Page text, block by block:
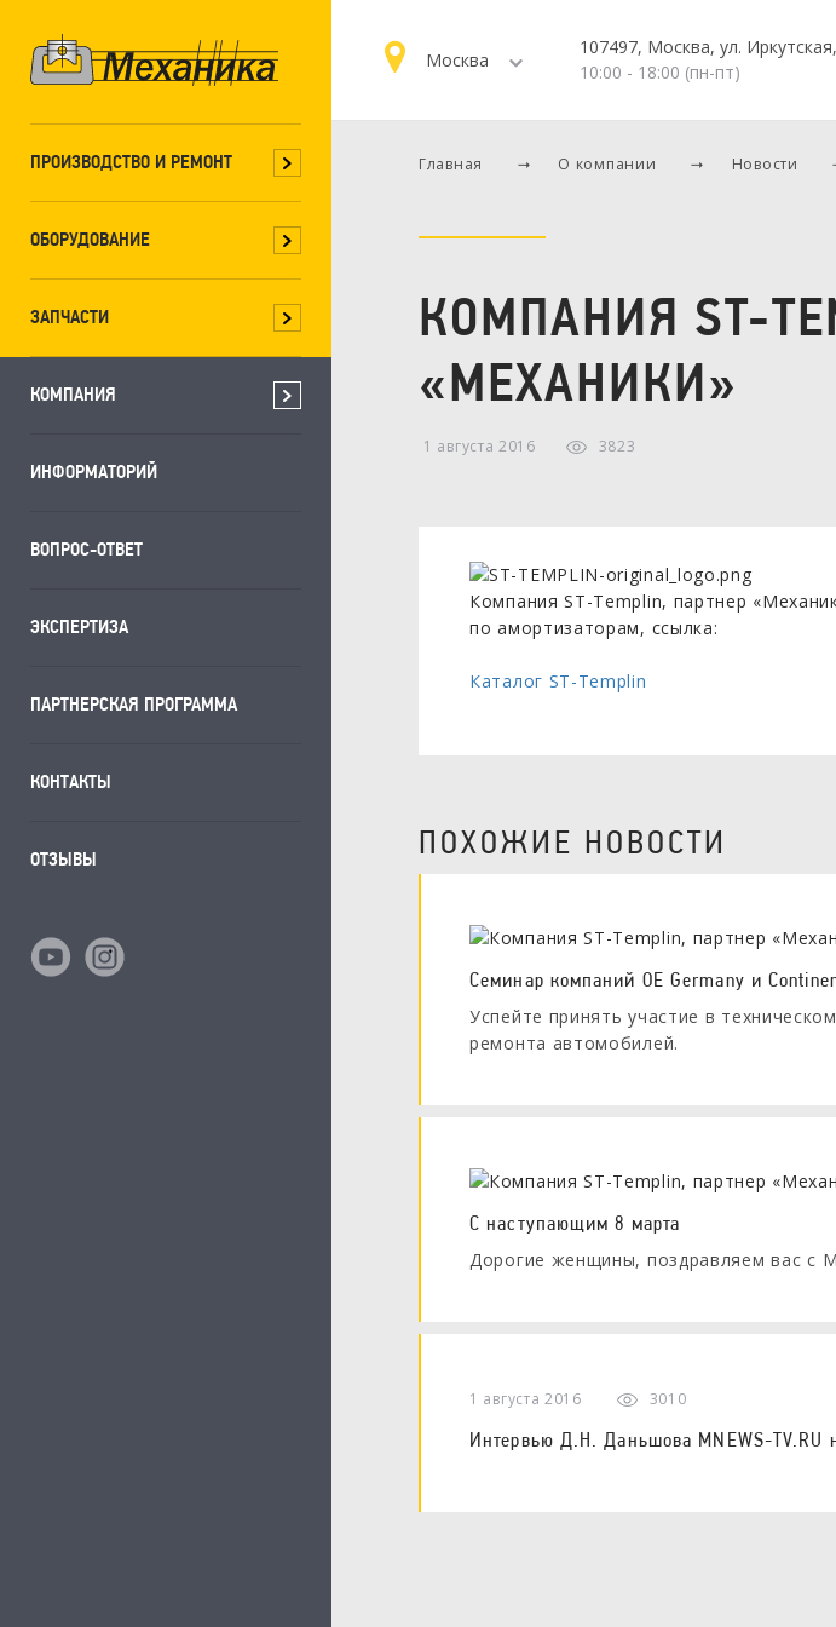
ПРОИЗВОДСТВО И РЕМОНТ
ОБОРУДОВАНИЕ
ЗАПЧАСТИ
КОМПАНИЯ
ИНФОРМАТОРИЙ
ВОПРОС-ОТВЕТ
ЭКСПЕРТИЗА
ПАРТНЕРСКАЯ ПРОГРАММА
КОНТАКТЫ
ОТЗЫВЫ
Москва
107497, Москва, ул.
10:00 - 18:00 (пн-пт)
Главная О компании Новости
КОМПАНИЯ ST-
«МЕХАНИКИ»
1 августа 2016 3823
Компания ST-Templin, партнер
по амортизаторам, ссылка:
Каталог ST-Templin
ПОХОЖИЕ НОВОСТИ
Cеминар компаний OE Germany и
Успейте принять участие в
ремонта автомобилей.
С наступающим 8 марта
Дорогие женщины, поздравляем вас с
1 августа 2016 3010
Интервью Д.Н. Даньшова MNEWS-TV.RU